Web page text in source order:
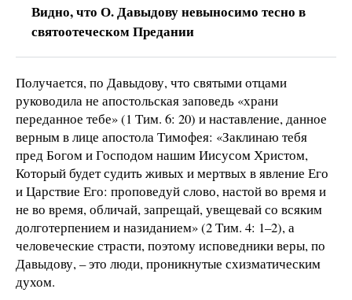
Видно, что О. Давыдову невыносимо тесно в
святоотеческом Предании
Получается, по Давыдову, что святыми отцами
руководила не апостольская заповедь «храни
переданное тебе» (1 Тим. 6: 20) и наставление, данное
верным в лице апостола Тимофея: «Заклинаю тебя
пред Богом и Господом нашим Иисусом Христом,
Который будет судить живых и мертвых в явление Его
и Царствие Его: проповедуй слово, настой во время и
не во время, обличай, запрещай, увещевай со всяким
долготерпением и назиданием» (2 Тим. 4: 1–2), а
человеческие страсти, поэтому исповедники веры, по
Давыдову, – это люди, проникнутые схизматическим
духом.